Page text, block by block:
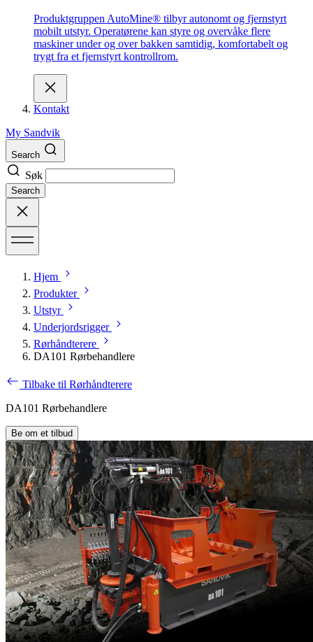
Produktgruppen AutoMine® tilbyr autonomt og fjernstyrt
mobilt utstyr. Operatørene kan styre og overvåke flere
maskiner under og over bakken samtidig, komfortabelt og
trygt fra et fjernstyrt kontrollrom.
Kontakt
My Sandvik
Search
Søk
Search
Hjem
Produkter
Utstyr
Underjordsrigger
Rørhåndterere
DA101 Rørbehandlere
Tilbake til Rørhåndterere
DA101 Rørbehandlere
Be om et tilbud